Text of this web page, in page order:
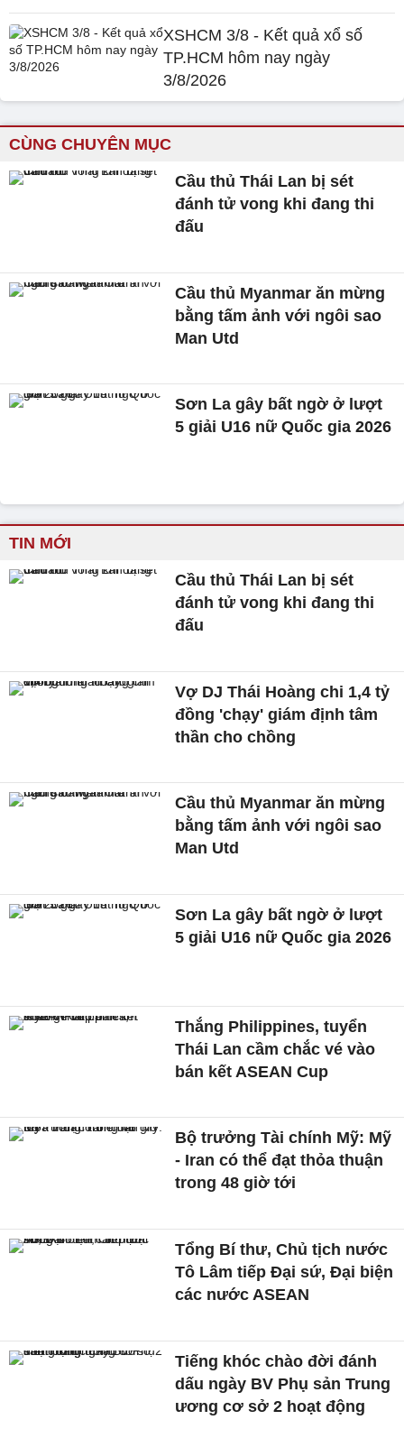
XSHCM 3/8 - Kết quả xổ số
TP.HCM hôm nay ngày
3/8/2026
CÙNG CHUYÊN MỤC
Cầu thủ Thái Lan bị sét
đánh tử vong khi đang thi
đấu
Cầu thủ Myanmar ăn mừng
bằng tấm ảnh với ngôi sao
Man Utd
Sơn La gây bất ngờ ở lượt
5 giải U16 nữ Quốc gia 2026
TIN MỚI
Cầu thủ Thái Lan bị sét
đánh tử vong khi đang thi
đấu
Vợ DJ Thái Hoàng chi 1,4 tỷ
đồng 'chạy' giám định tâm
thần cho chồng
Cầu thủ Myanmar ăn mừng
bằng tấm ảnh với ngôi sao
Man Utd
Sơn La gây bất ngờ ở lượt
5 giải U16 nữ Quốc gia 2026
Thắng Philippines, tuyển
Thái Lan cầm chắc vé vào
bán kết ASEAN Cup
Bộ trưởng Tài chính Mỹ: Mỹ
- Iran có thể đạt thỏa thuận
trong 48 giờ tới
Tổng Bí thư, Chủ tịch nước
Tô Lâm tiếp Đại sứ, Đại biện
các nước ASEAN
Tiếng khóc chào đời đánh
dấu ngày BV Phụ sản Trung
ương cơ sở 2 hoạt động